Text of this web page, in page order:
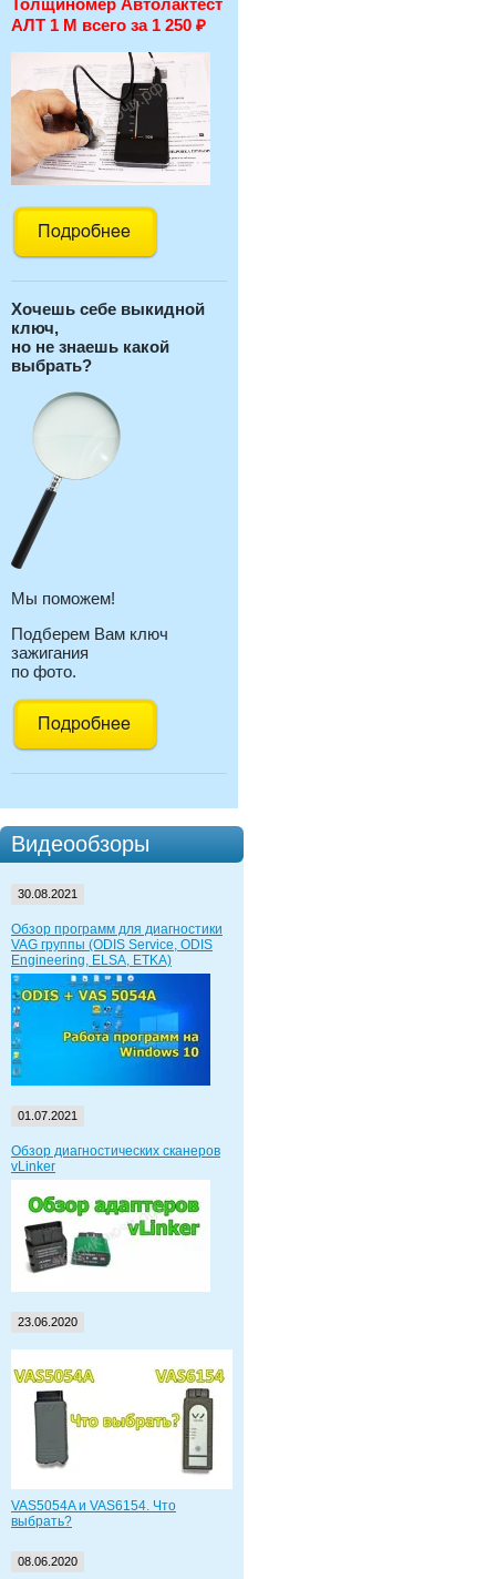
Толщиномер Автолактест
АЛТ 1 М всего за 1 250 ₽
Хочешь себе выкидной
ключ,
но не знаешь какой
выбрать?
Мы поможем!
Подберем Вам ключ
зажигания
по фото.
Видеообзоры
30.08.2021
Обзор программ для диагностики
VAG группы (ODIS Service, ODIS
Engineering, ELSA, ETKA)
01.07.2021
Обзор диагностических сканеров
vLinker
23.06.2020
VAS5054A и VAS6154. Что
выбрать?
08.06.2020